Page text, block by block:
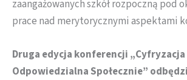
zaangażowanych szkół rozpoczną pod
prace nad merytorycznymi aspektami
Druga edycja konferencji „Cyfryzacja
Odpowiedzialna Społecznie”